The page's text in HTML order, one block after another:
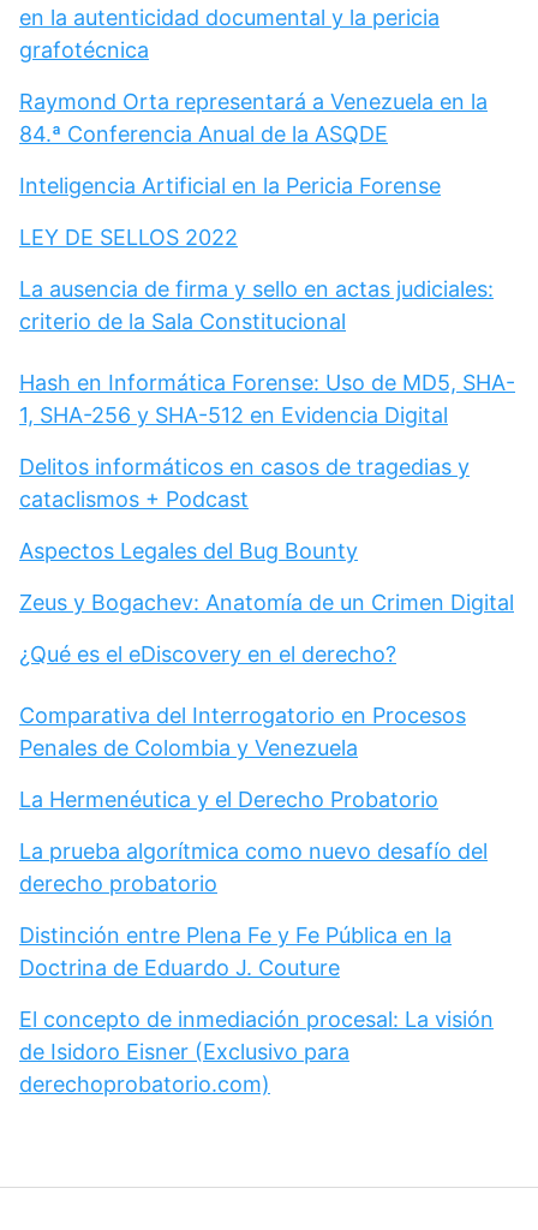
en la autenticidad documental y la pericia
grafotécnica
Raymond Orta representará a Venezuela en la
84.ª Conferencia Anual de la ASQDE
Inteligencia Artificial en la Pericia Forense
LEY DE SELLOS 2022
La ausencia de firma y sello en actas judiciales:
criterio de la Sala Constitucional
Hash en Informática Forense: Uso de MD5, SHA-
1, SHA-256 y SHA-512 en Evidencia Digital
Delitos informáticos en casos de tragedias y
cataclismos + Podcast
Aspectos Legales del Bug Bounty
Zeus y Bogachev: Anatomía de un Crimen Digital
¿Qué es el eDiscovery en el derecho?
Comparativa del Interrogatorio en Procesos
Penales de Colombia y Venezuela
La Hermenéutica y el Derecho Probatorio
La prueba algorítmica como nuevo desafío del
derecho probatorio
Distinción entre Plena Fe y Fe Pública en la
Doctrina de Eduardo J. Couture
El concepto de inmediación procesal: La visión
de Isidoro Eisner (Exclusivo para
derechoprobatorio.com)